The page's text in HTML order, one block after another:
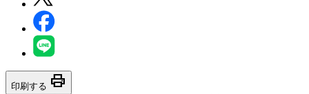
印刷する print